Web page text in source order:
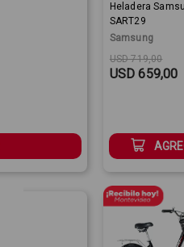
Heladera
SART29
Samsung
Original
USD 719,00
Sale Price:
USD 659,00